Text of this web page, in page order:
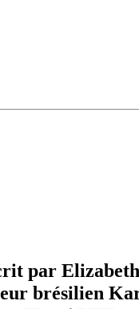
par
brésilien